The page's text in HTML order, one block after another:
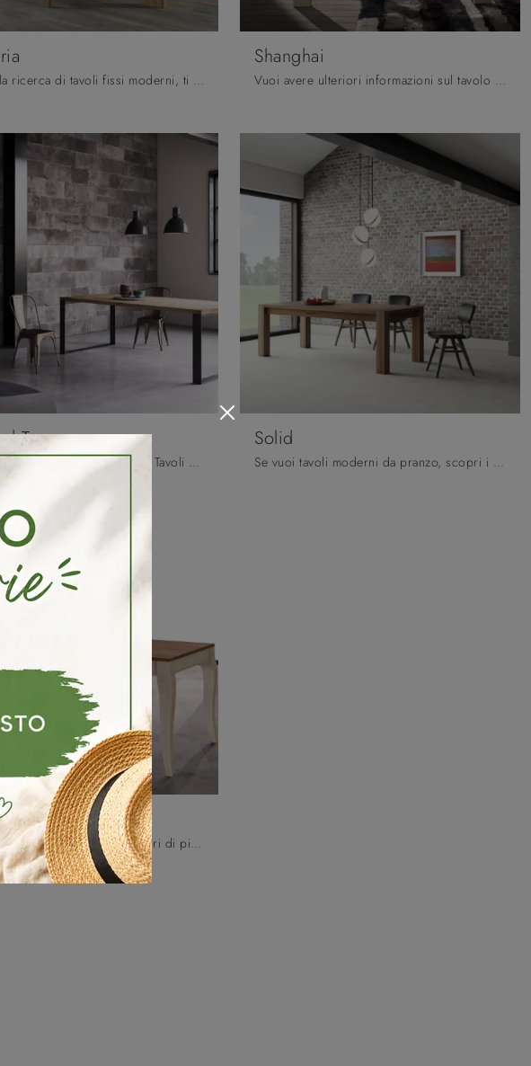
Se sei alla ricerca di tavoli fissi moderni, ti offriamo il modello da pranzo in legno Zagabria del brand Pizzolato.
Shanghai
Vuoi avere ulteriori informazioni sul tavolo da pranzo Shanghai di Pizzolato? Clicca e ottieni informazioni sui modelli allungabili della firma.
T
Clicca e scopri una ricca gamma di Tavoli moderni fissi da pranzo! Il modello Squared T di Pizzolato ti aspetta.
Solid
Se vuoi tavoli moderni da pranzo, scopri i modelli allungabili di Pizzolato: clicca e scopri il modello Solid in legno.
Vuoi arricchire spazi classici? Scopri di più sui tavoli classici allungabili: il modello da pranzo Bernini ti aspetta.